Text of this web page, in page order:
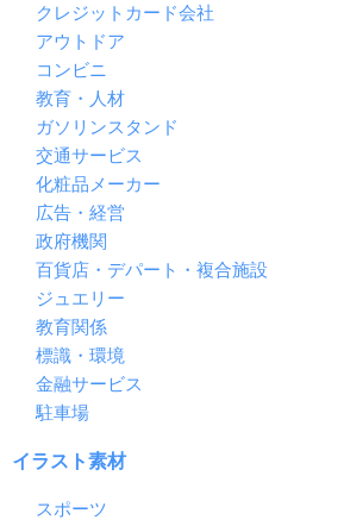
クレジットカード会社
アウトドア
コンビニ
教育・人材
ガソリンスタンド
交通サービス
化粧品メーカー
広告・経営
政府機関
百貨店・デパート・複合施設
ジュエリー
教育関係
標識・環境
金融サービス
駐車場
イラスト素材
スポーツ